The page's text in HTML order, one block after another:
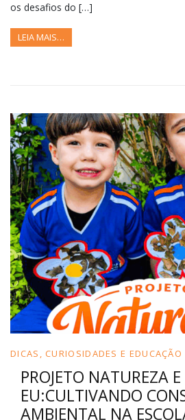
os desafios do […]
LEIA MAIS…
DICAS, CURIOSIDADES E EDUCAÇÃO
PROJETO NATUREZA E
EU:CULTIVANDO
AMBIENTAL NA